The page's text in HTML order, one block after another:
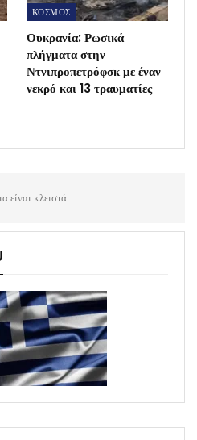
ΚΟΣΜΟΣ
Ουκρανία: Ρωσικά
πλήγματα στην
Ντνιπροπετρόφσκ με έναν
νεκρό και 13 τραυματίες
είναι κλειστά.